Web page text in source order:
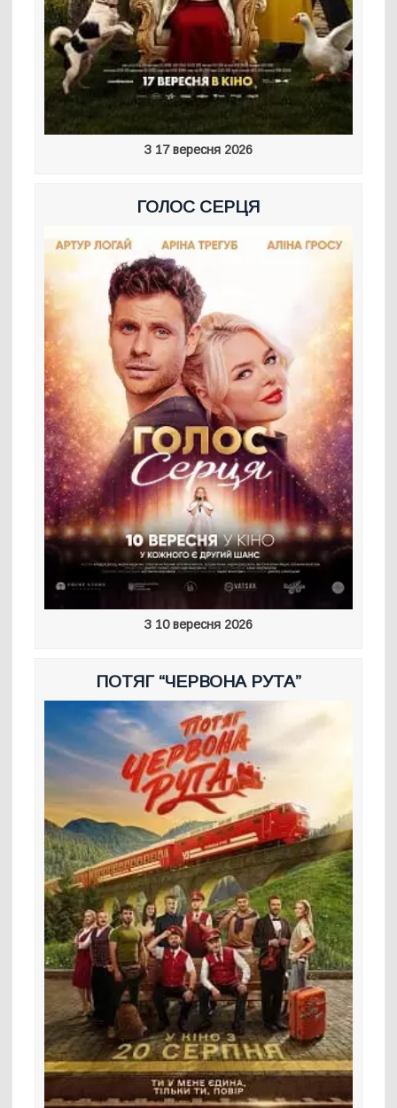
З 17 вересня 2026
ГОЛОС СЕРЦЯ
З 10 вересня 2026
ПОТЯГ “ЧЕРВОНА РУТА”